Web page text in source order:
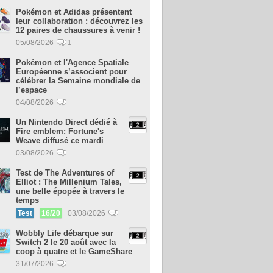
Pokémon et Adidas présentent
leur collaboration : découvrez les
12 paires de chaussures à venir !
05/08/2026 1
Pokémon et l'Agence Spatiale
Européenne s’associent pour
célébrer la Semaine mondiale de
l’espace
04/08/2026
Un Nintendo Direct dédié à
Fire emblem: Fortune's
Weave diffusé ce mardi
03/08/2026
Test de The Adventures of
Elliot : The Millenium Tales,
une belle épopée à travers le
temps
Test 16/20 03/08/2026
Wobbly Life débarque sur
Switch 2 le 20 août avec la
coop à quatre et le GameShare
31/07/2026